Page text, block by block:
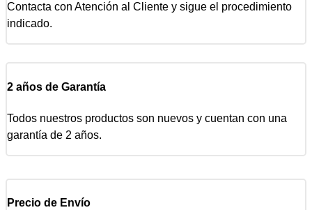
Contacta con Atención al Cliente y sigue el procedimiento
indicado.
2 años de Garantía
Todos nuestros productos son nuevos y cuentan con una
garantía de 2 años.
Precio de Envío